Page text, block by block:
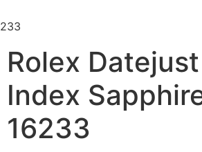
Rolex
Index
16233